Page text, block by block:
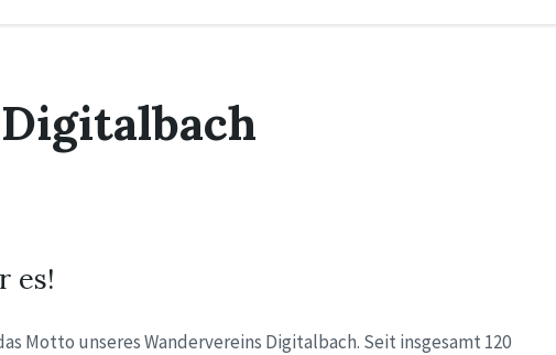
es!
Motto unseres Wandervereins Digitalbach. Seit insgesamt 120